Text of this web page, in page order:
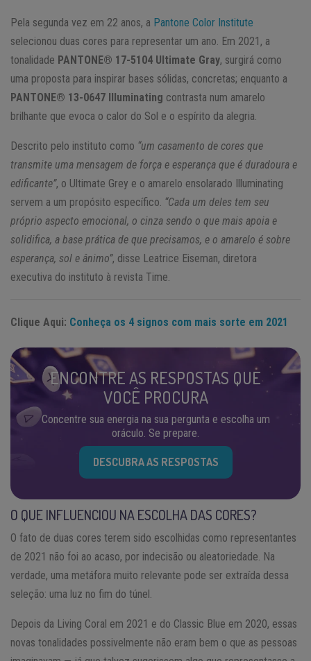
Pela segunda vez em 22 anos, a Pantone Color Institute
selecionou duas cores para representar um ano. Em 2021, a
tonalidade PANTONE® 17-5104 Ultimate Gray, surgirá como
uma proposta para inspirar bases sólidas, concretas; enquanto a
PANTONE® 13-0647 Illuminating contrasta num amarelo
brilhante que evoca o calor do Sol e o espírito da alegria.
Descrito pelo instituto como “um casamento de cores que
transmite uma mensagem de força e esperança que é duradoura e
edificante”, o Ultimate Grey e o amarelo ensolarado Illuminating
servem a um propósito específico. “Cada um deles tem seu
próprio aspecto emocional, o cinza sendo o que mais apoia e
solidifica, a base prática de que precisamos, e o amarelo é sobre
esperança, sol e ânimo”, disse Leatrice Eiseman, diretora
executiva do instituto à revista Time.
Clique Aqui: Conheça os 4 signos com mais sorte em 2021
ENCONTRE AS RESPOSTAS QUE
VOCÊ PROCURA
Concentre sua energia na sua pergunta e escolha um
oráculo. Se prepare.
DESCUBRA AS RESPOSTAS
O QUE INFLUENCIOU NA ESCOLHA DAS CORES?
O fato de duas cores terem sido escolhidas como representantes
de 2021 não foi ao acaso, por indecisão ou aleatoriedade. Na
verdade, uma metáfora muito relevante pode ser extraída dessa
seleção: uma luz no fim do túnel.
Depois da Living Coral em 2021 e do Classic Blue em 2020, essas
novas tonalidades possivelmente não eram bem o que as pessoas